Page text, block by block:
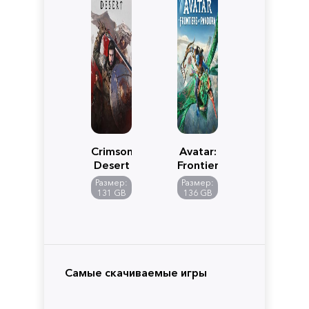
Crimson
Desert
Размер:
131 GB
Avatar:
Frontiers
of
Pandora
Размер:
136 GB
Самые скачиваемые игры